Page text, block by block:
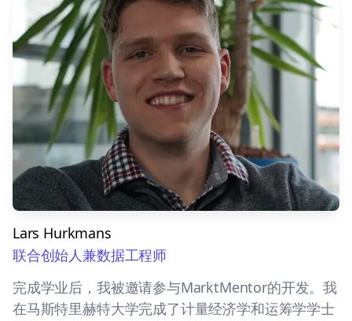
Lars Hurkmans
联合创始人兼数据工程师
完成学业后，我被邀请参与MarktMentor的开发。我
在马斯特里赫特大学完成了计量经济学和运筹学学士